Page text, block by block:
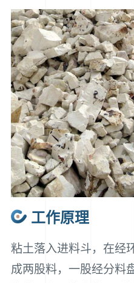
工作原理
粘土落入进料斗，在经
成两股料，一股经分料